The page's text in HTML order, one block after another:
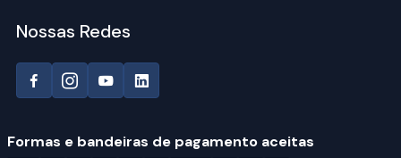
Nossas Redes
Formas e bandeiras de pagamento aceitas